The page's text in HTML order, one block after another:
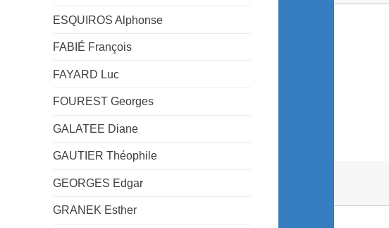
ESQUIROS Alphonse
FABIÉ François
FAYARD Luc
FOUREST Georges
GALATEE Diane
GAUTIER Théophile
GEORGES Edgar
GRANEK Esther